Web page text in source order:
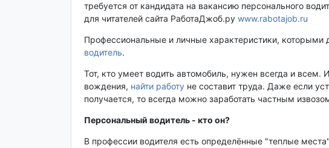
требуется от кандидата на вакансию персонального
для читателей сайта РаботаДжоб.ру www.rabotajob.ru
Профессиональные и личные характеристики, которыми
водитель.
Тот, кто умеет водить автомобиль, нужен всегда и всем.
вождения, найти работу не составит труда. Даже если
получается, то всегда можно заработать частным
Персональный водитель - кто он?
В профессии водителя есть определённые "теплые